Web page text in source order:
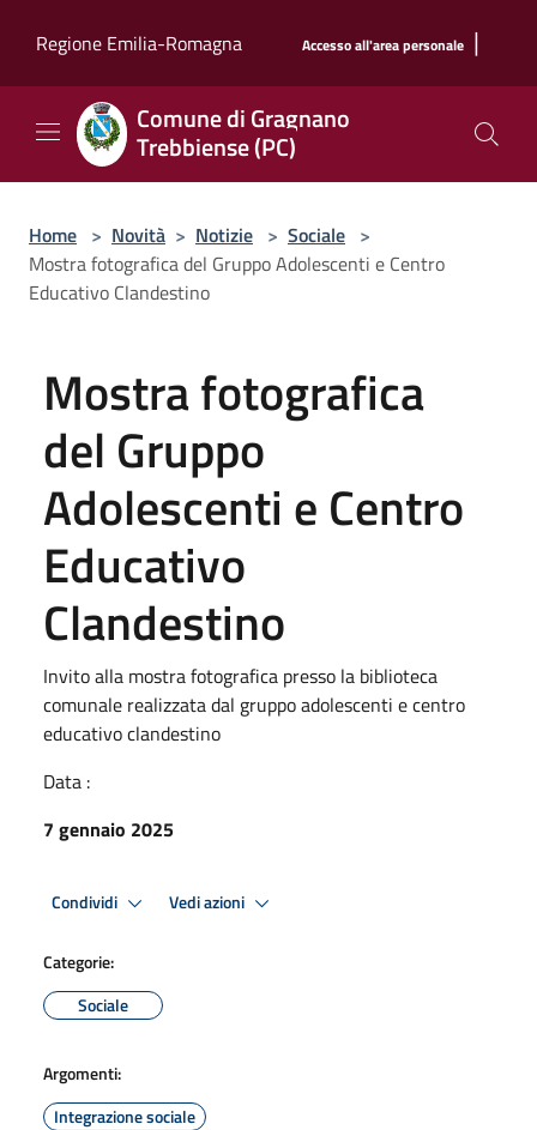
Regione Emilia-Romagna
Accesso all'area personale |
Comune di Gragnano
Trebbiense (PC)
Home > Novità > Notizie > Sociale >
Mostra fotografica del Gruppo Adolescenti e Centro
Educativo Clandestino
Mostra fotografica
del Gruppo
Adolescenti e Centro
Educativo
Clandestino
Invito alla mostra fotografica presso la biblioteca
comunale realizzata dal gruppo adolescenti e centro
educativo clandestino
Data :
7 gennaio 2025
Condividi Vedi azioni
Categorie:
Sociale
Argomenti:
Integrazione sociale